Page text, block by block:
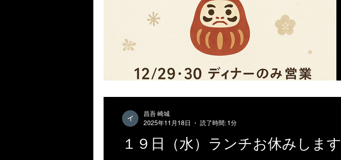
１９日（水）ランチお休みします
昌吾 崎城
2025年11月18日
読了時間: 1分